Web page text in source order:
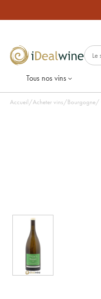
Tous nos vins
Accueil/Acheter vins/Bourgogne/